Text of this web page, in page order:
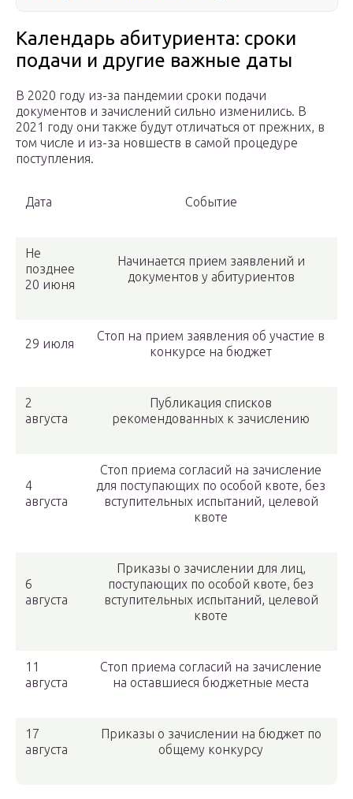
Календарь абитуриента: сроки
подачи и другие важные даты
В 2020 году из-за пандемии сроки подачи
документов и зачислений сильно изменились. В
2021 году они также будут отличаться от прежних, в
том числе и из-за новшеств в самой процедуре
поступления.
Дата Событие
Не
позднее
20 июня
Начинается прием заявлений и
документов у абитуриентов
29 июля
Стоп на прием заявления об участие в
конкурсе на бюджет
2
августа
Публикация списков
рекомендованных к зачислению
4
августа
Стоп приема согласий на зачисление
для поступающих по особой квоте, без
вступительных испытаний, целевой
квоте
6
августа
Приказы о зачислении для лиц,
поступающих по особой квоте, без
вступительных испытаний, целевой
квоте
11
августа
Стоп приема согласий на зачисление
на оставшиеся бюджетные места
17
августа
Приказы о зачислении на бюджет по
общему конкурсу